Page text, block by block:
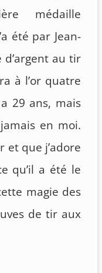
médaille
été par Jean-
au tir
à l’or quatre
29 ans, mais
en moi.
et que j’adore
qu’il a été le
magie des
de tir aux